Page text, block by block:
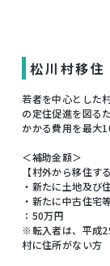
松川村移住
若者を中心とした
の定住促進を図る
かかる費用を最大
＜補助金額＞
【村外から移住す
・新たに土地及び
・新たに中古住宅
：50万円
※転入者は、平成
村に住所がない方